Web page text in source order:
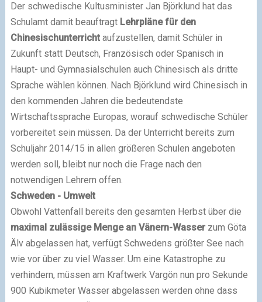
Der schwedische Kultusminister Jan Björklund hat das
Schulamt damit beauftragt Lehrpläne für den
Chinesischunterrichtaufzustellen, damit Schüler in
Zukunft statt Deutsch, Französisch oder Spanisch in
Haupt- und Gymnasialschulen auch Chinesisch als dritte
Sprache wählen können. Nach Björklund wird Chinesisch in
den kommenden Jahren die bedeutendste
Wirtschaftssprache Europas, worauf schwedische Schüler
vorbereitet sein müssen. Da der Unterricht bereits zum
Schuljahr 2014/15 in allen größeren Schulen angeboten
werden soll, bleibt nur noch die Frage nach den
notwendigen Lehrern offen.
Schweden - Umwelt
Obwohl Vattenfall bereits den gesamten Herbst über die
maximal zulässige Menge an Vänern-Wasserzum Göta
Älv abgelassen hat, verfügt Schwedens größter See nach
wie vor über zu viel Wasser. Um eine Katastrophe zu
verhindern, müssen am Kraftwerk Vargön nun pro Sekunde
900 Kubikmeter Wasser abgelassen werden ohne dass